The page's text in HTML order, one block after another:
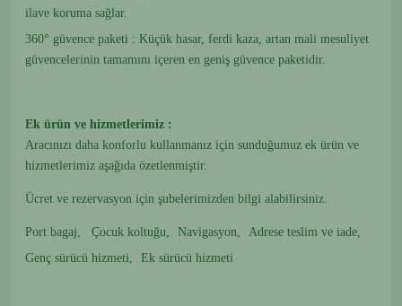
ilave koruma sağlar.
360° güvence paketi : Küçük hasar, ferdi kaza, artan mali mesuliyet
güvencelerinin tamamını içeren en geniş güvence paketidir.
Ek ürün ve hizmetlerimiz :
Aracınızı daha konforlu kullanmanız için sunduğumuz ek ürün ve
hizmetlerimiz aşağıda özetlenmiştir.
Ücret ve rezervasyon için şubelerimizden bilgi alabilirsiniz.
Port bagaj, Çocuk koltuğu, Navigasyon,
Adrese teslim ve iade,
Genç sürücü hizmeti,
Ek sürücü hizmeti